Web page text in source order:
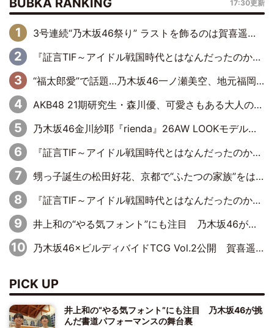
BUBKA RANKING 17:30更新
3号連続“乃木坂46祭り” ラストを飾るのは賀喜遥香…5年ぶりの登場に「5年分大人になった私を見ていただけたら」
『証言TIF～アイドル戦国時代とはなんだったのか～』第6回：でんぱ組.inc・古川未鈴×相沢梨紗「『ハロプロやりたかったな』って言ったら、夢眠ねむさんに『てめえはでんぱ組．incなんだよ！』って肩パンされて(笑)」
“福太郎愛”で話題…乃木坂46一ノ瀬美空、地元福岡『めんべい25周年トップサポーター』に就任
AKB48 21期研究生・森川優、可愛さもある大人の女性に
乃木坂46金川紗耶『rienda』26AW LOOKモデルに就任
『証言TIF～アイドル戦国時代とはなんだったのか～』第11回：私立恵比寿中学・真山りか×安本彩花「TIFで10年ぶりのキョンシーメイクをしたら、場を完全に引かせてしまって。時代が変わったんだなって」
甥っ子誕生の松田好花、京都で“ふたつの家族”をはしご！ “母”黒谷友香に見送られ、“父”松岡昌宏とはハシゴ酒
『証言TIF～アイドル戦国時代とはなんだったのか～』第10回：さくら学院・武藤彩未×飯田らうら「正直、中3で辞めるというのを信じてなくて。そう言われてはいたけど、嘘でしょって」
井上和の“やる気フォント”にも注目 乃木坂46が挑んだ書道パフォーマンスの舞台裏
乃木坂46×ビルディバイドTCG Vol.2公開 賀喜遥香＆田村真佑が『京まふ』ステージに登壇
PICK UP
井上和の“やる気フォント”にも注目 乃木坂46が挑
んだ書道パフォーマンスの舞台裏